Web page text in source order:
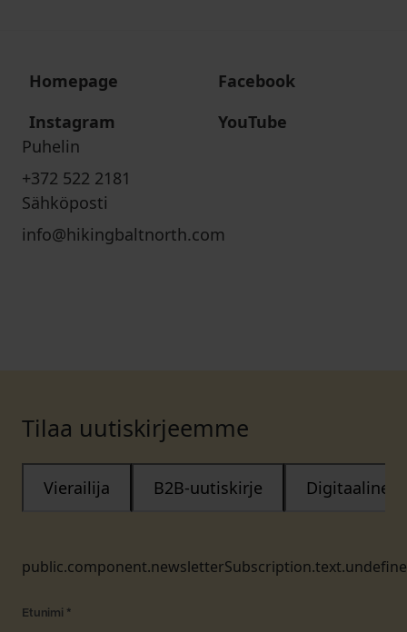
Homepage
Facebook
Instagram
YouTube
Puhelin
+372 522 2181
Sähköposti
info@hikingbaltnorth.com
Tilaa uutiskirjeemme
Vierailija B2B-uutiskirje Digitaalinen
Etunimi *